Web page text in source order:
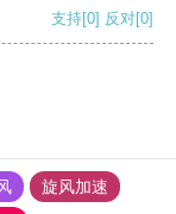
支持[0] 反对[0]
旋风加速